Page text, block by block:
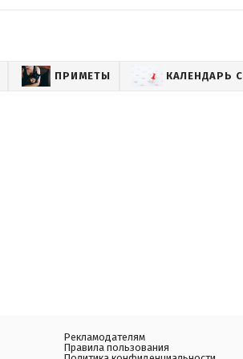
ПРИМЕТЫ КАЛЕНДАРЬ
Рекламодателям
Правила пользования